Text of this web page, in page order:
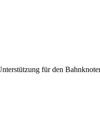
für den